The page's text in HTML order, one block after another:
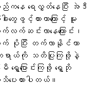
ေ ရေလွှတ်နေပြီး အဲဒီ
ဖွင့်ထားတာကြောင့် မူး
ဆင်းလာနေကြောင်း၊
ပိုပြီး တက်လာနိုင်တာ
အန္တရာယ်ကို သတိပြုကြဖို့နဲ့
ပြောင်းကြဖို့ ရွှေဘို
းထားပါတယ်။